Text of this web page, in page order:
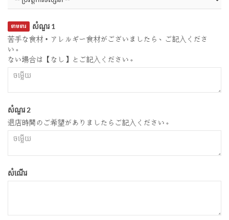
សំណួរ 1
ទាមទារ
苦手な食材・アレルギー食材がございましたら、ご記入くださ
い。
ない場合は【なし】とご記入ください。
សំណួរ 2
退店時間のご希望がありましたらご記入ください。
សំណើរ